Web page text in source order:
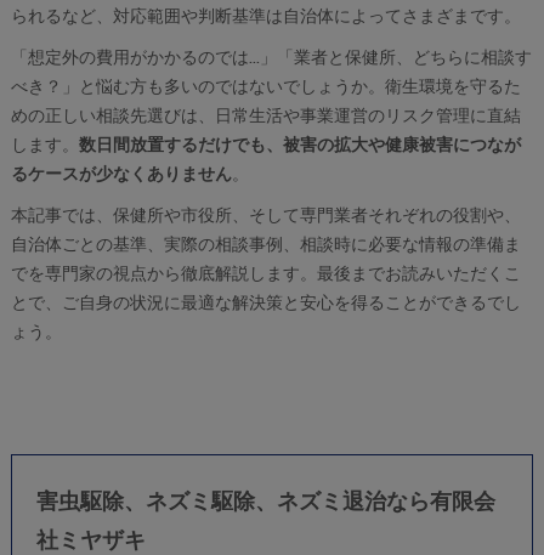
られるなど、対応範囲や判断基準は自治体によってさまざまです。
「想定外の費用がかかるのでは…」「業者と保健所、どちらに相談す
べき？」と悩む方も多いのではないでしょうか。衛生環境を守るた
めの正しい相談先選びは、日常生活や事業運営のリスク管理に直結
します。 数日間放置するだけでも、被害の拡大や健康被害につなが
るケースが少なくありません。
本記事では、保健所や市役所、そして専門業者それぞれの役割や、
自治体ごとの基準、実際の相談事例、相談時に必要な情報の準備ま
でを専門家の視点から徹底解説します。最後までお読みいただくこ
とで、ご自身の状況に最適な解決策と安心を得ることができるでし
ょう。
害虫駆除、ネズミ駆除、ネズミ退治なら有限会
社ミヤザキ